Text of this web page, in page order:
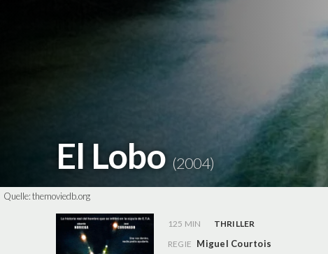
El Lobo (2004)
Quelle:themoviedb.org
125 MIN
THRILLER
REGIE Miguel Courtois